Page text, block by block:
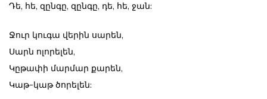
Դե, հե, զընգը, զընգը, դե, հե, ջան:
Ջուր կուգա վերին սարեն,
Սարն ոլորելեն,
Կըթափի մարմար քարեն,
Կաթ-կաթ ծորելեն: